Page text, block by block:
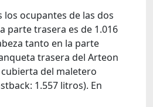
ocupantes de las dos
parte trasera es de 1.016
tanto en la parte
trasera del Arteon
del maletero
1.557 litros). En